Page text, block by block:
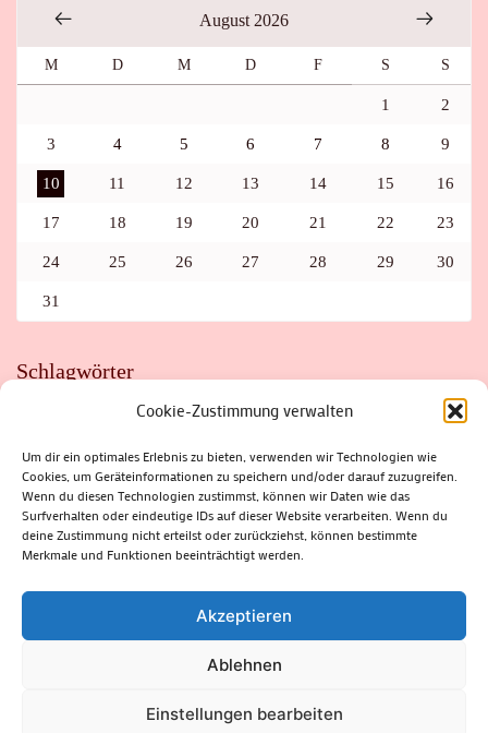
Cookie-Zustimmung verwalten
Um dir ein optimales Erlebnis zu bieten, verwenden wir Technologien wie
Cookies, um Geräteinformationen zu speichern und/oder darauf zuzugreifen.
Wenn du diesen Technologien zustimmst, können wir Daten wie das
Surfverhalten oder eindeutige IDs auf dieser Website verarbeiten. Wenn du
deine Zustimmung nicht erteilst oder zurückziehst, können bestimmte
Merkmale und Funktionen beeinträchtigt werden.
Akzeptieren
Ablehnen
Einstellungen bearbeiten
August 2026
M D M D F S S
1 2
3 4 5 6 7 8 9
10 11 12 13 14 15 16
17 18 19 20 21 22 23
24 25 26 27 28 29 30
31
Schlagwörter
FAHRRAD
FLOHMARKT FOLK GEWINNSPIEL
HITZE
HITZEFALLE AUTO
IRISH DANCE JAZZ
KABARETT
KINDER
KIRMES KLASSIK
KLEINE SUHLER REIHE
KRIMI
KULTUR LESUNG LOTTO
MEININGEN
PARASITEN
PILZE SCHLEUSINGEN
SCHULWEG
SOMMERFERIEN
SPORT SRH
STADTFEST
STADTMARKETING
STRASSENSPERRUNG
SUHL
SUHLER FRÜHLING
SUHLER STADTMARKETING
THÜRINGER WALD
ZELLA-MEHLIS
(c) Rhön-Rennsteig-Verlag 2024. Alle Rechte vorbehalten.